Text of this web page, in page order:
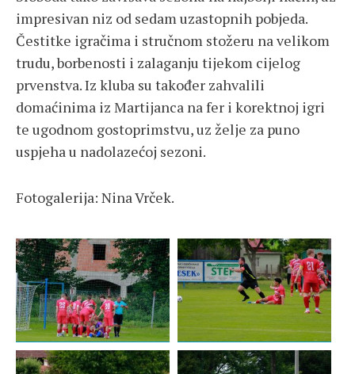
impresivan niz od sedam uzastopnih pobjeda.
Čestitke igračima i stručnom stožeru na velikom
trudu, borbenosti i zalaganju tijekom cijelog
prvenstva. Iz kluba su također zahvalili
domaćinima iz Martijanca na fer i korektnoj igri
te ugodnom gostoprimstvu, uz želje za puno
uspjeha u nadolazećoj sezoni.
Fotogalerija: Nina Vrček.